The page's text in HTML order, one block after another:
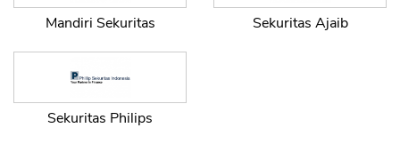
Mandiri Sekuritas Sekuritas Ajaib
Sekuritas Philips